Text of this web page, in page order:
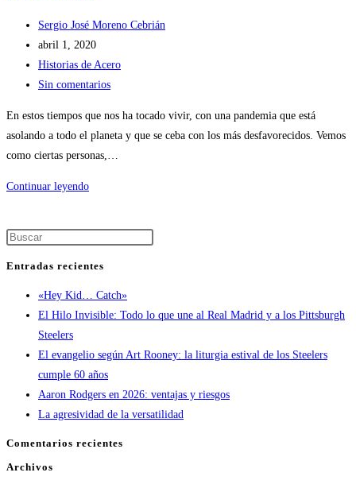
Autor
de
la
entrada:
Sergio José Moreno Cebrián
Publicación
de
la
abril 1, 2020
Categoría
de
entrada:
Historias de Acero
Comentarios
Sin comentarios
En estos tiempos que nos ha tocado vivir, con una pandemia que está
asolando a todo el planeta y que se ceba con los más desfavorecidos. Vemos
como ciertas personas,…
Continuar leyendoArt
Robin
Hood
el
de
Entradas recientes
«Hey Kid… Catch»
El Hilo Invisible: Todo lo que une al Real Madrid y a los Pittsburgh
Steelers
El evangelio según Art Rooney: la liturgia estival de los Steelers
cumple 60 años
Aaron Rodgers en 2026: ventajas y riesgos
La agresividad de la versatilidad
Comentarios recientes
Archivos